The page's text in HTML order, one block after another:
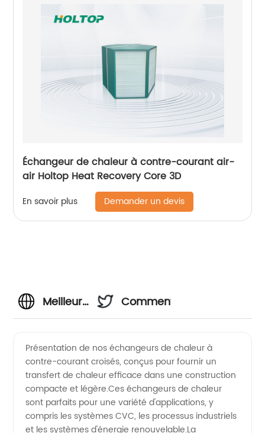
Échangeur de chaleur à contre-courant air-
air Holtop Heat Recovery Core 3D
En savoir plus Demander un devis
Meilleur
d'échangeurs
de
chaleur
Commentaires
Présentation de nos échangeurs de chaleur à
contre-courant croisés, conçus pour fournir un
transfert de chaleur efficace dans une construction
compacte et légère.Ces échangeurs de chaleur
sont parfaits pour une variété d'applications, y
compris les systèmes CVC, les processus industriels
et les systèmes d'énergie renouvelable.La